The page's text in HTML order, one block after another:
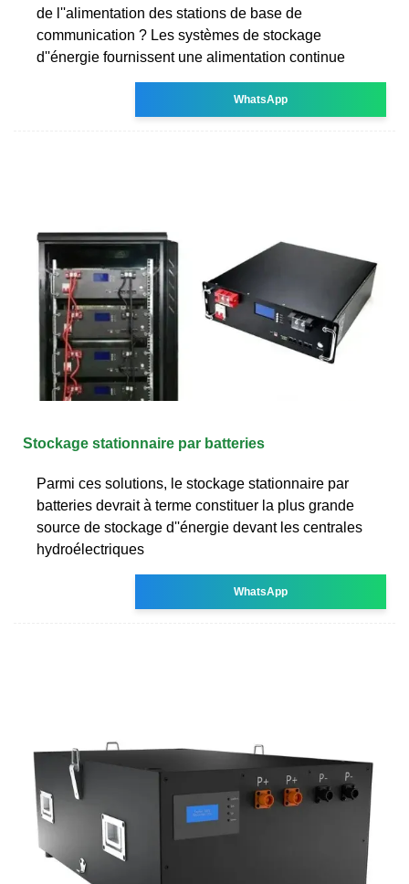
de l''alimentation des stations de base de
communication ? Les systèmes de stockage
d''énergie fournissent une alimentation continue
WhatsApp
Stockage stationnaire par batteries
Parmi ces solutions, le stockage stationnaire par
batteries devrait à terme constituer la plus grande
source de stockage d''énergie devant les centrales
hydroélectriques
WhatsApp